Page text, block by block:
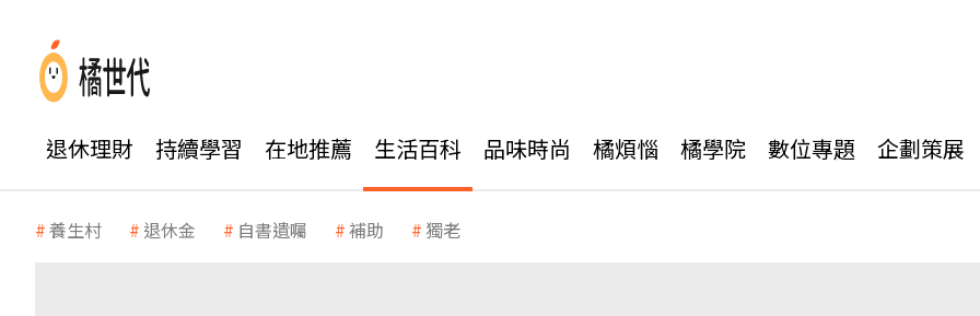
退休理財 持續學習 在地推薦 生活百科 品味時尚 橘煩惱 橘學院 數位專題 企劃策展
養生村 退休金 自書遺囑 補助 獨老